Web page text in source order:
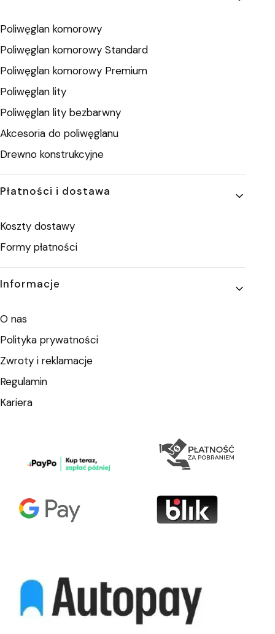
Poliwęglan komorowy
Poliwęglan komorowy Standard
Poliwęglan komorowy Premium
Poliwęglan lity
Poliwęglan lity bezbarwny
Akcesoria do poliwęglanu
Drewno konstrukcyjne
Płatności i dostawa
Koszty dostawy
Formy płatności
Informacje
O nas
Polityka prywatności
Zwroty i reklamacje
Regulamin
Kariera